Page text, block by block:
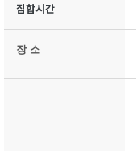
집합시간
장 소